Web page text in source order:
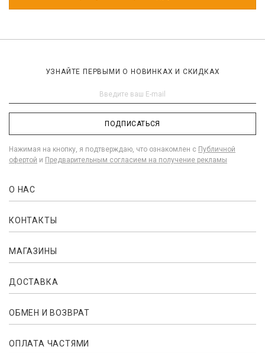
УЗНАЙТЕ ПЕРВЫМИ О НОВИНКАХ И СКИДКАХ
ПОДПИСАТЬСЯ
Нажимая на кнопку, я подтверждаю, что ознакомлен с Публичной
офертой и Предварительным согласием на получение рекламы
О НАС
КОНТАКТЫ
МАГАЗИНЫ
ДОСТАВКА
ОБМЕН И ВОЗВРАТ
ОПЛАТА ЧАСТЯМИ